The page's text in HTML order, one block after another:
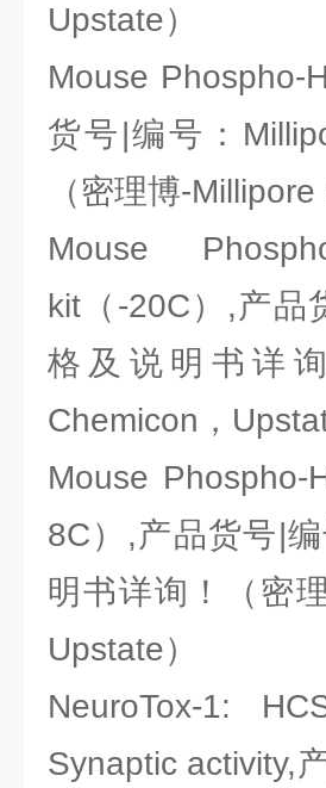
Upstate）
Mouse Phospho-
货号|编号：
（密理博-
Mouse
kit（-20C）,产品
格及说明书详
Chemicon，
Mouse Phospho-
8C）,产品货号|
明书详询！（密
Upstate）
NeuroTox-1:
Synaptic activity,